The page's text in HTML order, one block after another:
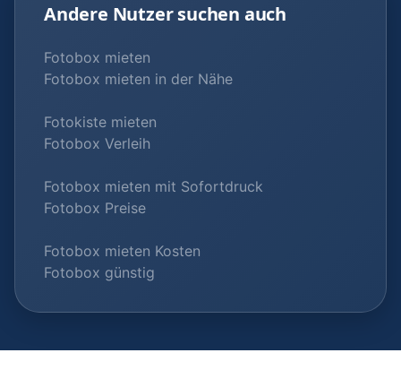
Andere Nutzer suchen auch
Fotobox mieten
Fotobox mieten in der Nähe
Fotokiste mieten
Fotobox Verleih
Fotobox mieten mit Sofortdruck
Fotobox Preise
Fotobox mieten Kosten
Fotobox günstig